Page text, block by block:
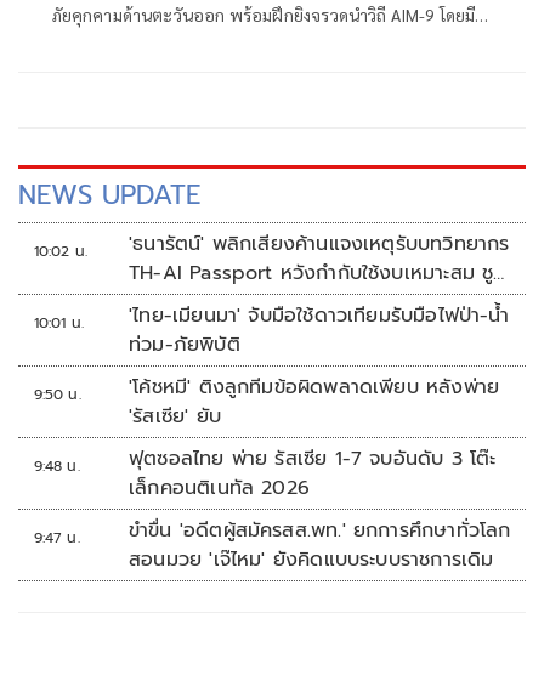
ภัยคุกคามด้านตะวันออก พร้อมฝึกยิงจรวดนำวิถี AIM-9 โดยมี
NEWS UPDATE
10:02 น.
'ธนารัตน์' พลิกเสียงค้านแจงเหตุรับบทวิทยากร
TH-AI Passport หวังกำกับใช้งบเหมาะสม ชู
จุดเด่นคนไทยได้ใช้ AI ระดับโปร ลดเหลื่อมล้ำ
ทางเทคโนโลยี เซฟงบไปกว่า900ล้าน เชื่อหาก
ใช้เต็มที่เอกชนขาดทุนย่อยยับ
10:01 น.
'ไทย-เมียนมา' จับมือใช้ดาวเทียมรับมือไฟป่า-น้ำ
ท่วม-ภัยพิบัติ
9:50 น.
'โค้ชหมี' ติงลูกทีมข้อผิดพลาดเพียบ หลังพ่าย
'รัสเซีย' ยับ
9:48 น.
ฟุตซอลไทย พ่าย รัสเซีย 1-7 จบอันดับ 3 โต๊ะ
เล็กคอนติเนทัล 2026
9:47 น.
ขำขื่น 'อดีตผู้สมัครสส.พท.' ยกการศึกษาทั่วโลก
สอนมวย 'เจ๊ไหม' ยังคิดแบบระบบราชการเดิม